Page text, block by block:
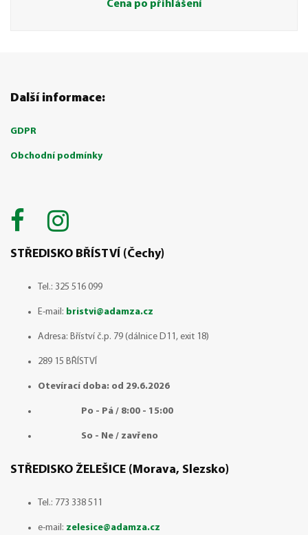
Cena po přihlášení
Další informace:
GDPR
Obchodní podmínky
STŘEDISKO BŘÍSTVÍ (Čechy)
Tel.: 325 516 099
E-mail: bristvi@adamza.cz
Adresa: Bříství č.p. 79 (dálnice D11, exit 18)
289 15 BŘÍSTVÍ
Otevírací doba: od 29.6.2026
Po - Pá / 8:00 - 15:00
So - Ne / zavřeno
STŘEDISKO ŽELEŠICE (Morava, Slezsko)
Tel.: 773 338 511
e-mail: zelesice@adamza.cz